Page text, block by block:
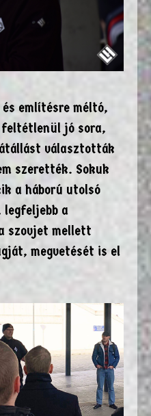
említésre méltó,
feltétlenül jó sora,
választották
szerették. Sokuk
a háború utolsó
a
szovjet mellett
megvetését is el